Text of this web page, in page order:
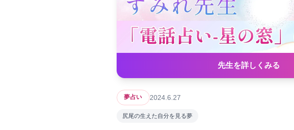
先生を詳しくみる
夢占い 2024.6.27
尻尾の生えた自分を見る夢